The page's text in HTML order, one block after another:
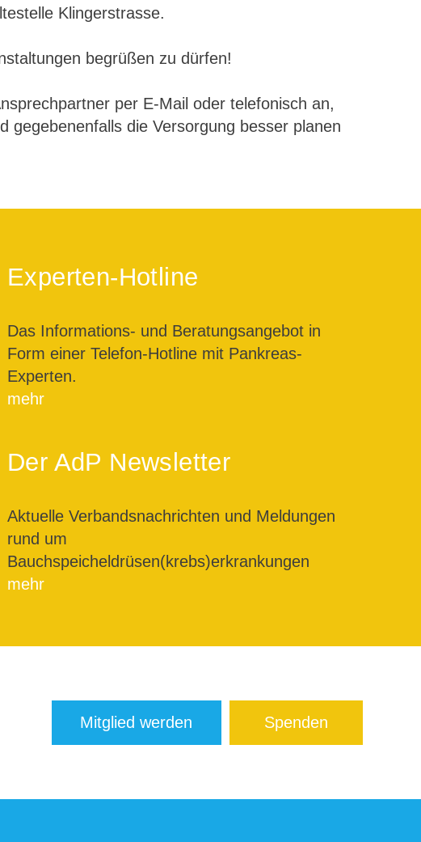
Klingerstrasse.
begrüßen zu dürfen!
per E-Mail oder telefonisch an,
gegebenenfalls die Versorgung besser planen
Experten-Hotline
Das Informations- und Beratungsangebot in
Form einer Telefon-Hotline mit Pankreas-
Experten.
mehr
Der AdP Newsletter
Aktuelle Verbandsnachrichten und Meldungen
rund um
Bauchspeicheldrüsen(krebs)erkrankungen
mehr
Mitglied werden Spenden